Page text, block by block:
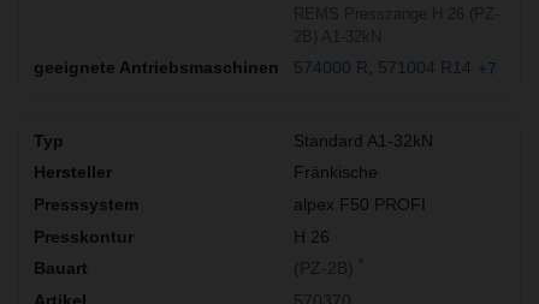
574000 R 571004 R14 +7
Standard A1-32kN
Fränkische
alpex F50 PROFI
H 26
(PZ-2B)